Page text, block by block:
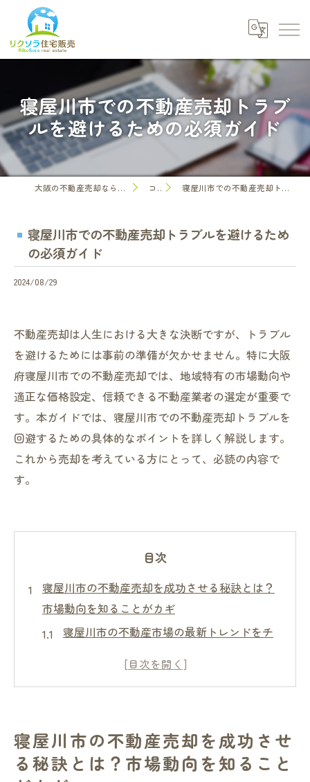
寝屋川市での不動産売却トラブ
ルを避けるための必須ガイド
大阪の不動産売却なら株式会社リクソラ住宅販売 コラム 寝屋川市での不動産売却トラブルを避けるための必須ガイド
寝屋川市での不動産売却トラブルを避けるため
の必須ガイド
2024/08/29
不動産売却は人生における大きな決断ですが、トラブル
を避けるためには事前の準備が欠かせません。特に大阪
府寝屋川市での不動産売却では、地域特有の市場動向や
適正な価格設定、信頼できる不動産業者の選定が重要で
す。本ガイドでは、寝屋川市での不動産売却トラブルを
回避するための具体的なポイントを詳しく解説します。
これから売却を考えている方にとって、必読の内容で
す。
目次
寝屋川市の不動産売却を成功させる秘訣とは？
市場動向を知ることがカギ
寝屋川市の不動産市場の最新トレンドをチ
季節の変動が不動産売却に与える影響
地域特有の需要と供給のバランスを理解す
る
寝屋川市の不動産売却を成功させ
る秘訣とは？市場動向を知ること